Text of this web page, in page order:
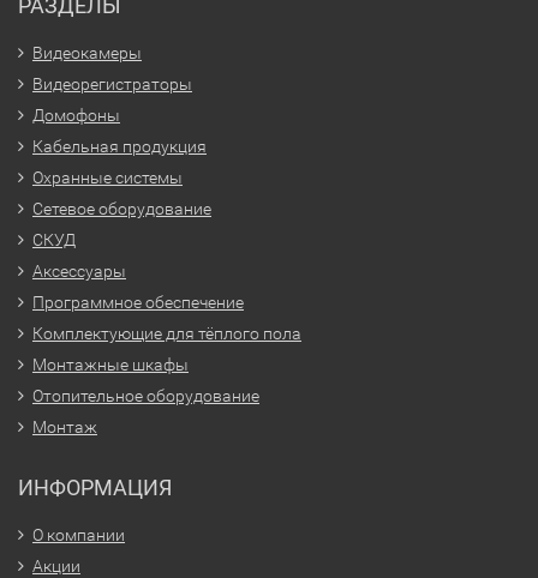
РАЗДЕЛЫ
Видеокамеры
Видеорегистраторы
Домофоны
Кабельная продукция
Охранные системы
Сетевое оборудование
СКУД
Аксессуары
Программное обеспечение
Комплектующие для тёплого пола
Монтажные шкафы
Отопительное оборудование
Монтаж
ИНФОРМАЦИЯ
О компании
Акции